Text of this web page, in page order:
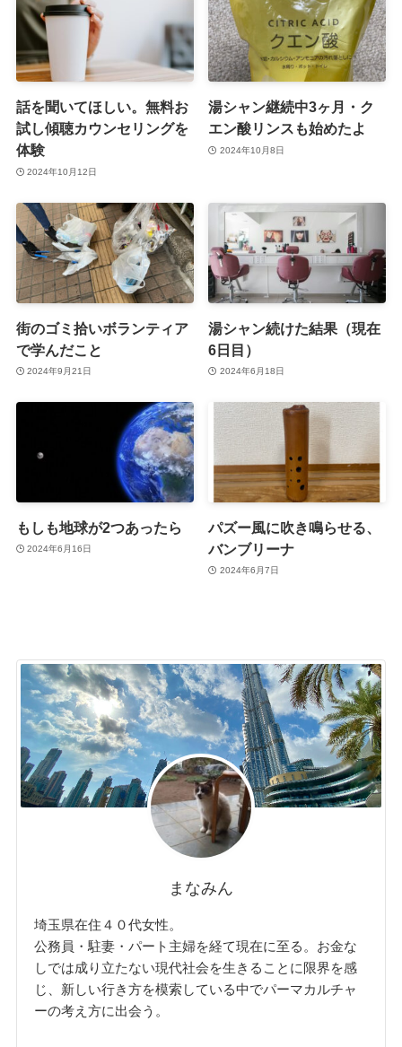
話を聞いてほしい。無料お
試し傾聴カウンセリングを
体験
2024年10月12日
湯シャン継続中3ヶ月・ク
エン酸リンスも始めたよ
2024年10月8日
街のゴミ拾いボランティア
で学んだこと
2024年9月21日
湯シャン続けた結果（現在
6日目）
2024年6月18日
もしも地球が2つあったら
2024年6月16日
パズー風に吹き鳴らせる、
バンブリーナ
2024年6月7日
まなみん
埼玉県在住４０代女性。
公務員・駐妻・パート主婦を経て現在に至る。お金な
しでは成り立たない現代社会を生きることに限界を感
じ、新しい行き方を模索している中でパーマカルチャ
ーの考え方に出会う。